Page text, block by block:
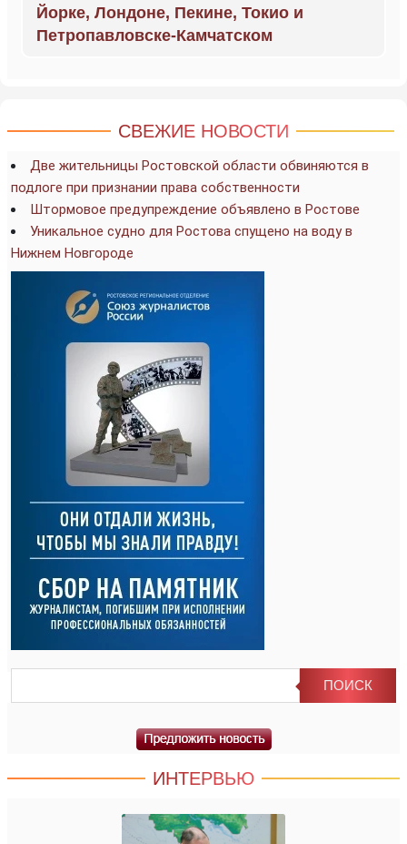
Йорке, Лондоне, Пекине, Токио и
Петропавловске-Камчатском
СВЕЖИЕ НОВОСТИ
Две жительницы Ростовской области обвиняются в
подлоге при признании права собственности
Штормовое предупреждение объявлено в Ростове
Уникальное судно для Ростова спущено на воду в
Нижнем Новгороде
ИНТЕРВЬЮ